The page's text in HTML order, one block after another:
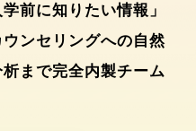
前に知りたい情報」
ンセリングへの自然
まで完全内製チーム